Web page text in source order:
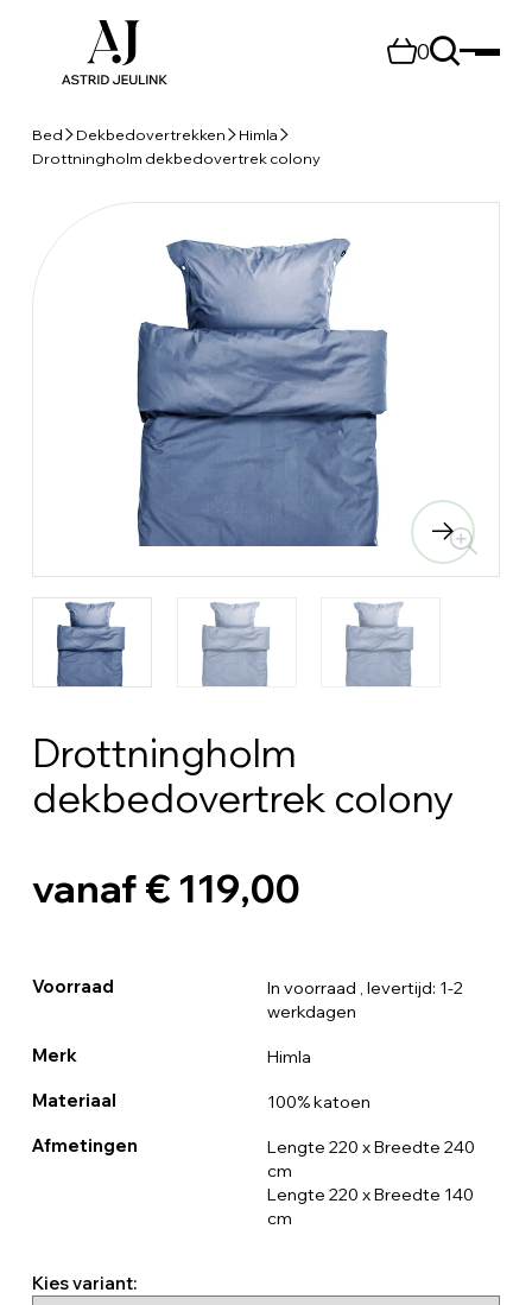
0
Bed Dekbedovertrekken
Himla
Drottningholm dekbedovertrek colony
Drottningholm
dekbedovertrek colony
vanaf € 119,00
Voorraad In voorraad , levertijd: 1-2
werkdagen
Merk Himla
Materiaal 100% katoen
Afmetingen
Lengte 220 x Breedte 240
cm
Lengte 220 x Breedte 140
cm
Kies variant: